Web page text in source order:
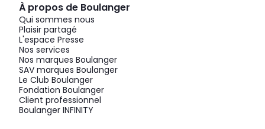
À propos de Boulanger
Qui sommes nous
Plaisir partagé
L'espace Presse
Nos services
Nos marques Boulanger
SAV marques Boulanger
Le Club Boulanger
Fondation Boulanger
Client professionnel
Boulanger INFINITY